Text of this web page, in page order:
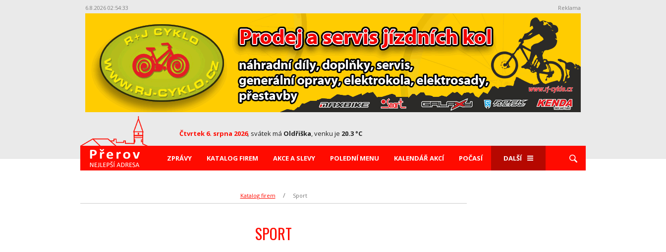
6.8.2026 02:54:33 Reklama
Čtvrtek 6. srpna 2026, svátek má Oldřiška, venku je 20.3 °C
ZPRÁVY KATALOG FIREM AKCE A SLEVY POLEDNÍ MENU KALENDÁŘ AKCÍ POČASÍ DALŠÍ
Katalog firem Sport
SPORT